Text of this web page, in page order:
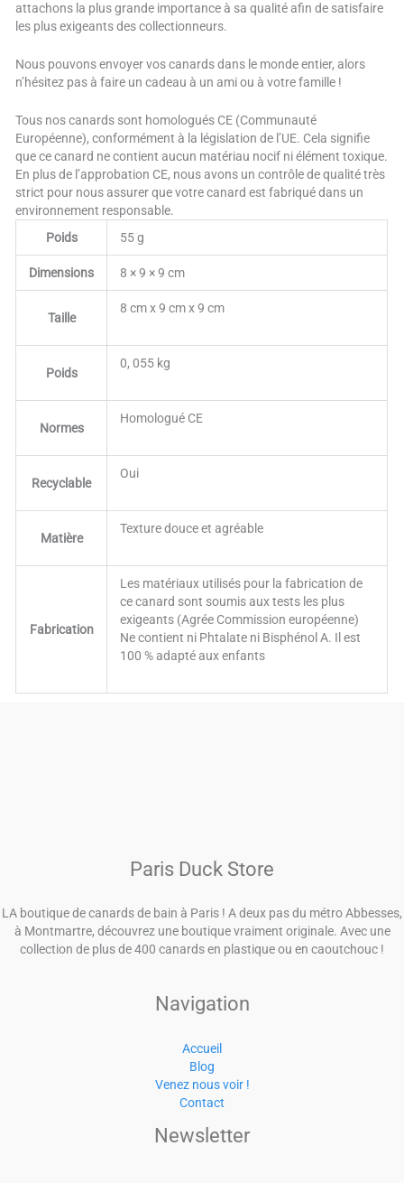
attachons la plus grande importance à sa qualité afin de satisfaire
les plus exigeants des collectionneurs.
Nous pouvons envoyer vos canards dans le monde entier, alors
n’hésitez pas à faire un cadeau à un ami ou à votre famille !
Tous nos canards sont homologués CE (Communauté
Européenne), conformément à la législation de l’UE. Cela signifie
que ce canard ne contient aucun matériau nocif ni élément toxique.
En plus de l’approbation CE, nous avons un contrôle de qualité très
strict pour nous assurer que votre canard est fabriqué dans un
environnement responsable.
Poids
55 g
Dimensions 8 × 9 × 9 cm
Taille
8 cm x 9 cm x 9 cm
Poids
0, 055 kg
Normes
Homologué CE
Recyclable
Oui
Matière
Texture douce et agréable
Fabrication
Les matériaux utilisés pour la fabrication de
ce canard sont soumis aux tests les plus
exigeants (Agrée Commission européenne)
Ne contient ni Phtalate ni Bisphénol A. Il est
100 % adapté aux enfants
Paris Duck Store
LA boutique de canards de bain à Paris ! A deux pas du métro Abbesses,
à Montmartre, découvrez une boutique vraiment originale. Avec une
collection de plus de 400 canards en plastique ou en caoutchouc !
Navigation
Accueil
Blog
Venez nous voir !
Contact
Newsletter